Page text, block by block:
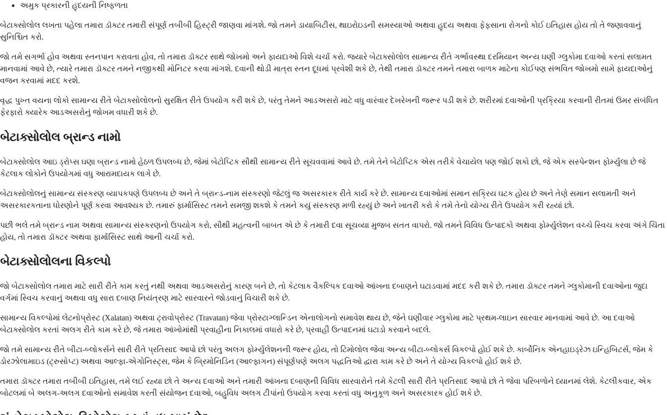
અમુક પ્રકારની હૃદયની નિષ્ફળતા
બેટાક્સોલોલ લખતા પહેલા તમારા ડૉક્ટર તમારી સંપૂર્ણ તબીબી હિસ્ટ્રી જાણવા માંગશે. જો તમને ડાયાબિટીસ, થાઇરોઇડની સમસ્યાઓ અથવા હૃદય અથવા ફેફસાના રોગનો કોઈ ઇતિહાસ હોય તો તે જણાવવાનું
સુનિશ્ચિત કરો.
જો તમે સગર્ભા હોવ અથવા સ્તનપાન કરાવતા હોવ, તો તમારા ડૉક્ટર સાથે જોખમો અને ફાયદાઓ વિશે ચર્ચા કરો. જ્યારે બેટાક્સોલોલ સામાન્ય રીતે ગર્ભાવસ્થા દરમિયાન અન્ય ઘણી ગ્લુકોમા દવાઓ કરતાં સલામત
માનવામાં આવે છે, ત્યારે તમારા ડૉક્ટર તમને નજીકથી મોનિટર કરવા માંગશે. દવાની થોડી માત્રા સ્તન દૂધમાં પ્રવેશી શકે છે, તેથી તમારા ડૉક્ટર તમને તમારા બાળક માટેના કોઈપણ સંભવિત જોખમો સામે ફાયદાઓનું
વજન કરવામાં મદદ કરશે.
વૃદ્ધ પુખ્ત વયના લોકો સામાન્ય રીતે બેટાક્સોલોલનો સુરક્ષિત રીતે ઉપયોગ કરી શકે છે, પરંતુ તેમને આડઅસરો માટે વધુ વારંવાર દેખરેખની જરૂર પડી શકે છે. શરીરમાં દવાઓની પ્રક્રિયા કરવાની રીતમાં ઉંમર સંબંધિત
ફેરફારો ક્યારેક આડઅસરોનું જોખમ વધારી શકે છે.
બેટાક્સોલોલ બ્રાન્ડ નામો
બેટાક્સોલોલ આઇ ડ્રોપ્સ ઘણા બ્રાન્ડ નામો હેઠળ ઉપલબ્ધ છે, જેમાં બેટોપ્ટિક સૌથી સામાન્ય રીતે સૂચવવામાં આવે છે. તમે તેને બેટોપ્ટિક એસ તરીકે વેચાયેલ પણ જોઈ શકો છો, જે એક સસ્પેન્શન ફોર્મ્યુલા છે જે
કેટલાક લોકોને ઉપયોગમાં વધુ આરામદાયક લાગે છે.
બેટાક્સોલોલનું સામાન્ય સંસ્કરણ વ્યાપકપણે ઉપલબ્ધ છે અને તે બ્રાન્ડ-નામ સંસ્કરણો જેટલું જ અસરકારક રીતે કાર્ય કરે છે. સામાન્ય દવાઓમાં સમાન સક્રિય ઘટક હોય છે અને તેણે સમાન સલામતી અને
અસરકારકતાના ધોરણોને પૂર્ણ કરવા આવશ્યક છે. તમારું ફાર્માસિસ્ટ તમને સમજી શકશે કે તમને કયું સંસ્કરણ મળી રહ્યું છે અને ખાતરી કરો કે તમે તેનો યોગ્ય રીતે ઉપયોગ કરી રહ્યાં છો.
પછી ભલે તમે બ્રાન્ડ નામ અથવા સામાન્ય સંસ્કરણનો ઉપયોગ કરો, સૌથી મહત્વની બાબત એ છે કે તમારી દવા સૂચવ્યા મુજબ સતત વાપરો. જો તમને વિવિધ ઉત્પાદકો અથવા ફોર્મ્યુલેશન વચ્ચે સ્વિચ કરવા અંગે ચિંતા
હોય, તો તમારા ડૉક્ટર અથવા ફાર્માસિસ્ટ સાથે આની ચર્ચા કરો.
બેટાક્સોલોલના વિકલ્પો
જો બેટાક્સોલોલ તમારા માટે સારી રીતે કામ કરતું નથી અથવા આડઅસરોનું કારણ બને છે, તો કેટલાક વૈકલ્પિક દવાઓ આંખના દબાણને ઘટાડવામાં મદદ કરી શકે છે. તમારા ડૉક્ટર તમને ગ્લુકોમાની દવાઓના જુદા
વર્ગમાં સ્વિચ કરવાનું અથવા વધુ સારા દબાણ નિયંત્રણ માટે સારવારને જોડવાનું વિચારી શકે છે.
સામાન્ય વિકલ્પોમાં લેટનોપ્રોસ્ટ (Xalatan) અથવા ટ્રાવોપ્રોસ્ટ (Travatan) જેવા પ્રોસ્ટાગ્લાન્ડિન એનાલોગનો સમાવેશ થાય છે, જેને ઘણીવાર ગ્લુકોમા માટે પ્રથમ-લાઇન સારવાર માનવામાં આવે છે. આ દવાઓ
બેટાક્સોલોલ કરતાં અલગ રીતે કામ કરે છે, જે તમારા આંખોમાંથી પ્રવાહીના નિકાલમાં વધારો કરે છે, પ્રવાહી ઉત્પાદનમાં ઘટાડો કરવાને બદલે.
જો તમે સામાન્ય રીતે બીટા-બ્લોકર્સને સારી રીતે પ્રતિસાદ આપો છો પરંતુ અલગ ફોર્મ્યુલેશનની જરૂર હોય, તો ટિમોલોલ જેવા અન્ય બીટા-બ્લોકર્સ વિકલ્પો હોઈ શકે છે. કાર્બોનિક એનહાઇડ્રેઝ ઇન્હિબિટર્સ, જેમ કે
ડોરઝોલામાઇડ (ટ્રુસોપ્ટ) અથવા આલ્ફા-એગોનિસ્ટ્સ, જેમ કે બ્રિમોનિડિન (આલ્ફાગન) સંપૂર્ણપણે અલગ પદ્ધતિઓ દ્વારા કામ કરે છે અને તે યોગ્ય વિકલ્પો હોઈ શકે છે.
તમારા ડૉક્ટર તમારા તબીબી ઇતિહાસ, તમે લઈ રહ્યા છો તે અન્ય દવાઓ અને તમારી આંખના દબાણની વિવિધ સારવારોને તમે કેટલી સારી રીતે પ્રતિસાદ આપો છો તે જેવા પરિબળોને ધ્યાનમાં લેશે. કેટલીકવાર, એક
બોટલમાં બે અલગ-અલગ દવાઓનો સમાવેશ કરતી સંયોજન દવાઓ, બહુવિધ અલગ ટીપાંનો ઉપયોગ કરવા કરતાં વધુ અનુકૂળ અને અસરકારક હોઈ શકે છે.